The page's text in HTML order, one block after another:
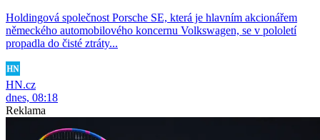
Holdingová společnost Porsche SE, která je hlavním akcionářem
německého automobilového koncernu Volkswagen, se v pololetí
propadla do čisté ztráty...
HN.cz
dnes, 08:18
Reklama